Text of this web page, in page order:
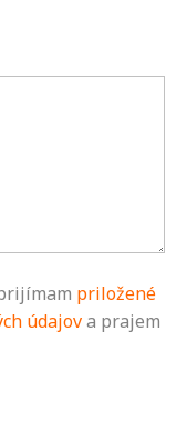
priložené
údajova prajem